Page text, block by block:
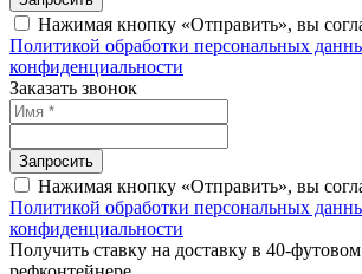
Нажимая кнопку «Отправить», вы
Политикой обработки персональных
конфиденциальности
Заказать звонок
Запросить
Нажимая кнопку «Отправить», вы
Политикой обработки персональных
конфиденциальности
Получить ставку на доставку в 40-футовом